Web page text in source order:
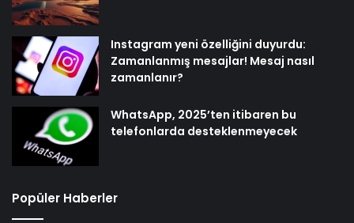
Instagram yeni özelliğini duyurdu:
Zamanlanmış mesajlar! Mesaj nasıl
zamanlanır?
WhatsApp, 2025’ten itibaren bu
telefonlarda desteklenmeyecek
Popüler Haberler